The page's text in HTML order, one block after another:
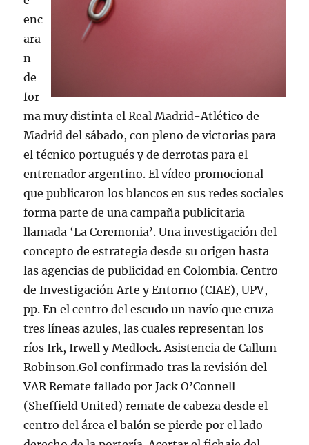
enc
ara
n
de
for
ma muy distinta el Real Madrid-Atlético de
Madrid del sábado, con pleno de victorias para
el técnico portugués y de derrotas para el
entrenador argentino. El vídeo promocional
que publicaron los blancos en sus redes sociales
forma parte de una campaña publicitaria
llamada ‘La Ceremonia’. Una investigación del
concepto de estrategia desde su origen hasta
las agencias de publicidad en Colombia. Centro
de Investigación Arte y Entorno (CIAE), UPV,
pp. En el centro del escudo un navío que cruza
tres líneas azules, las cuales representan los
ríos Irk, Irwell y Medlock. Asistencia de Callum
Robinson.Gol confirmado tras la revisión del
VAR Remate fallado por Jack O’Connell
(Sheffield United) remate de cabeza desde el
centro del área el balón se pierde por el lado